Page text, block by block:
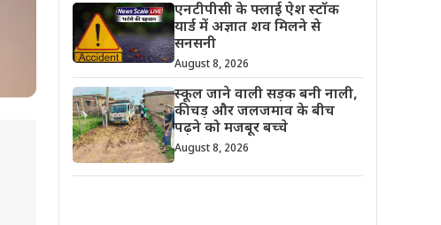
एनटीपीसी के फ्लाई ऐश स्टॉक
यार्ड में अज्ञात शव मिलने से
सनसनी
August 8, 2026
स्कूल जाने वाली सड़क बनी नाली,
कीचड़ और जलजमाव के बीच
पढ़ने को मजबूर बच्चे
August 8, 2026